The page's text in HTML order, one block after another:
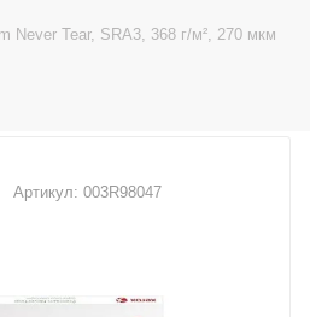
Never Tear, SRA3, 368 г/м², 270 мкм
Артикул: 003R98047